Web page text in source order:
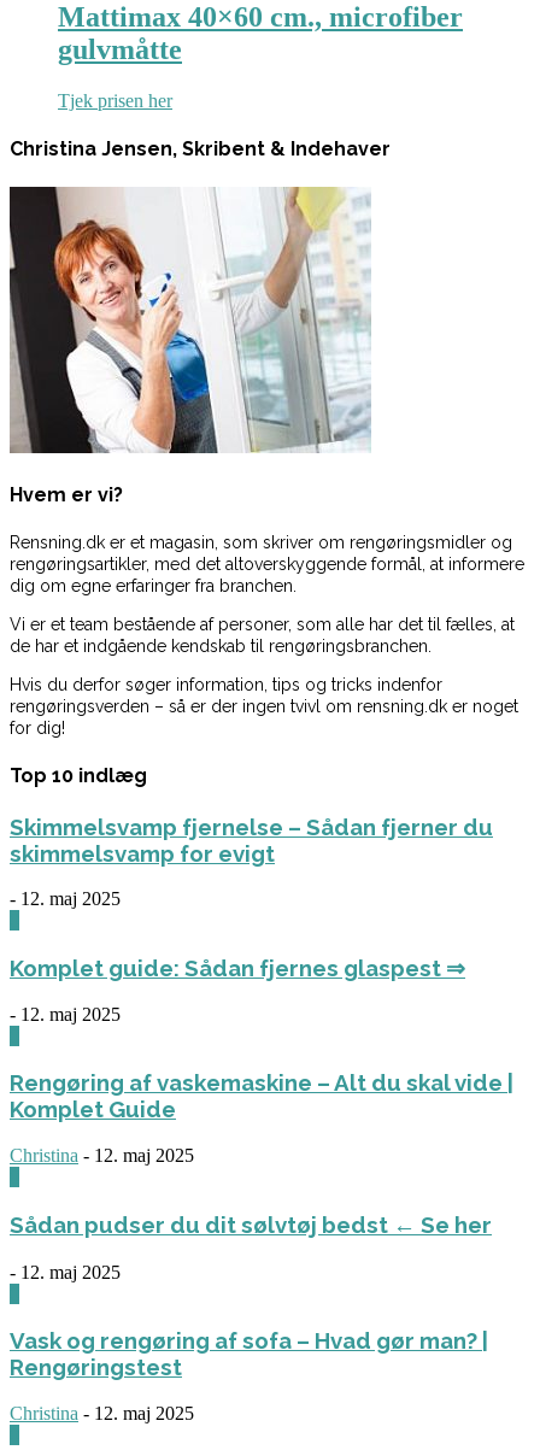
Mattimax 40×60 cm., microfiber
gulvmåtte
Tjek prisen her
Christina Jensen, Skribent & Indehaver
Hvem er vi?
Rensning.dk er et magasin, som skriver om rengøringsmidler og
rengøringsartikler, med det altoverskyggende formål, at informere
dig om egne erfaringer fra branchen.
Vi er et team bestående af personer, som alle har det til fælles, at
de har et indgående kendskab til rengøringsbranchen.
Hvis du derfor søger information, tips og tricks indenfor
rengøringsverden – så er der ingen tvivl om rensning.dk er noget
for dig!
Top 10 indlæg
Skimmelsvamp fjernelse – Sådan fjerner du
skimmelsvamp for evigt
- 12. maj 2025
Komplet guide: Sådan fjernes glaspest ⇒
- 12. maj 2025
Rengøring af vaskemaskine – Alt du skal vide |
Komplet Guide
Christina - 12. maj 2025
Sådan pudser du dit sølvtøj bedst ← Se her
- 12. maj 2025
Vask og rengøring af sofa – Hvad gør man? |
Rengøringstest
Christina - 12. maj 2025